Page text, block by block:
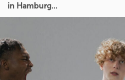
in Hamburg...